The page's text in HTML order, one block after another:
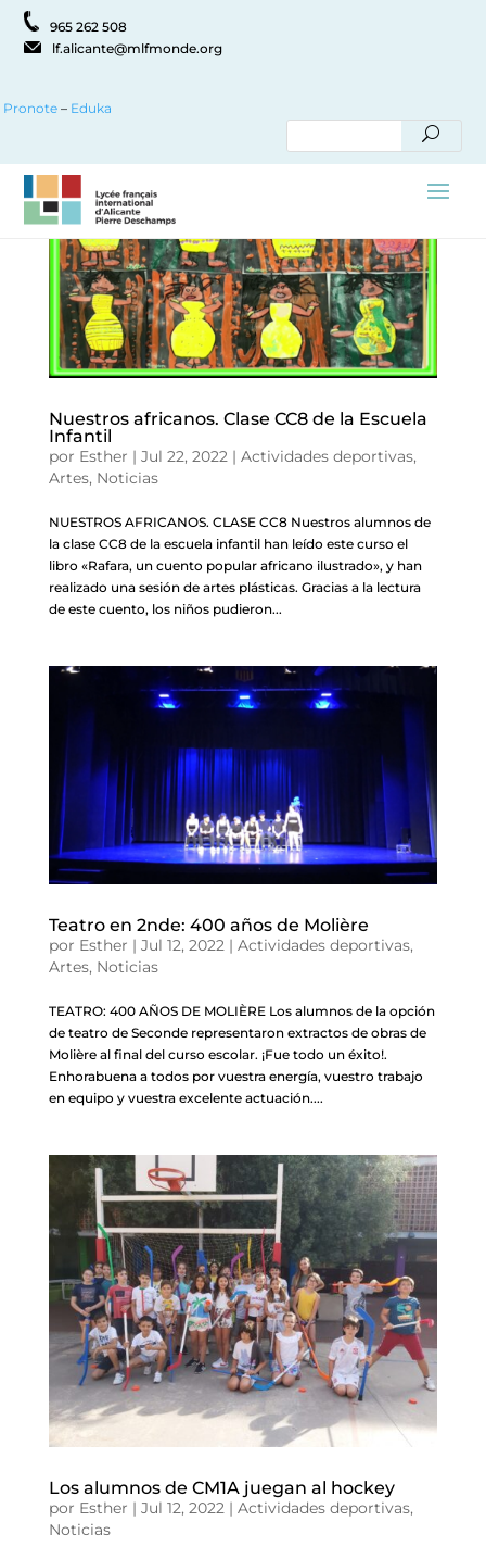
965 262 508
lf.alicante@mlfmonde.org
Pronote – Eduka
Nuestros africanos. Clase CC8 de la Escuela
Infantil
por Esther | Jul 22, 2022 | Actividades deportivas,
Artes, Noticias
NUESTROS AFRICANOS. CLASE CC8 Nuestros alumnos de
la clase CC8 de la escuela infantil han leído este curso el
libro «Rafara, un cuento popular africano ilustrado», y han
realizado una sesión de artes plásticas. Gracias a la lectura
de este cuento, los niños pudieron...
Teatro en 2nde: 400 años de Molière
por Esther | Jul 12, 2022| Actividades deportivas,
Artes, Noticias
TEATRO: 400 AÑOS DE MOLIÈRE Los alumnos de la opción
de teatro de Seconde representaron extractos de obras de
Molière al final del curso escolar. ¡Fue todo un éxito!.
Enhorabuena a todos por vuestra energía, vuestro trabajo
en equipo y vuestra excelente actuación....
Los alumnos de CM1A juegan al hockey
por Esther | Jul 12, 2022| Actividades deportivas,
Noticias